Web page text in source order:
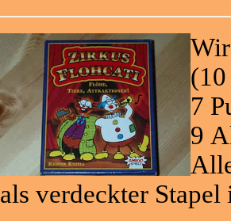
7
9
als verdeckter